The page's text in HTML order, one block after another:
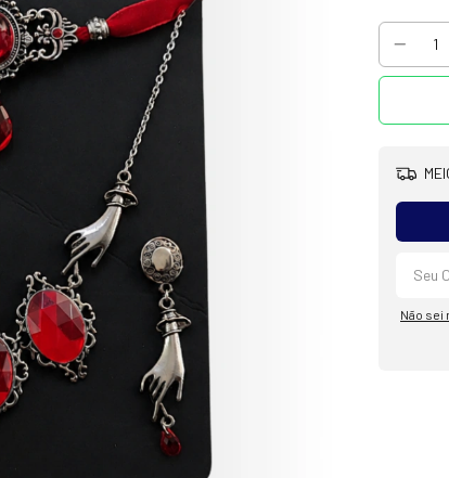
Não sei